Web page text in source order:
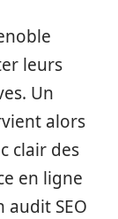
leurs
Un
alors
clair des
en ligne
audit SEO